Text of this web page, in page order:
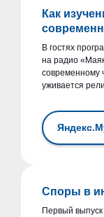
Как
В гостях
на радио
современному
уживается
Споры в
Первый